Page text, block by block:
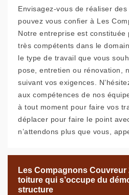
Envisagez-vous de réaliser
pouvez vous confier à Les
Notre entreprise est constituée
très compétents dans le
le type de travail que vous
pose, entretien ou rénovation,
suivant vos exigences.
aux compétences de nos
à tout moment pour faire vos
déplacer pour faire le point
n’attendons plus que vous,
Les Compagnons Couvreur
toiture qui s’occupe du
structure